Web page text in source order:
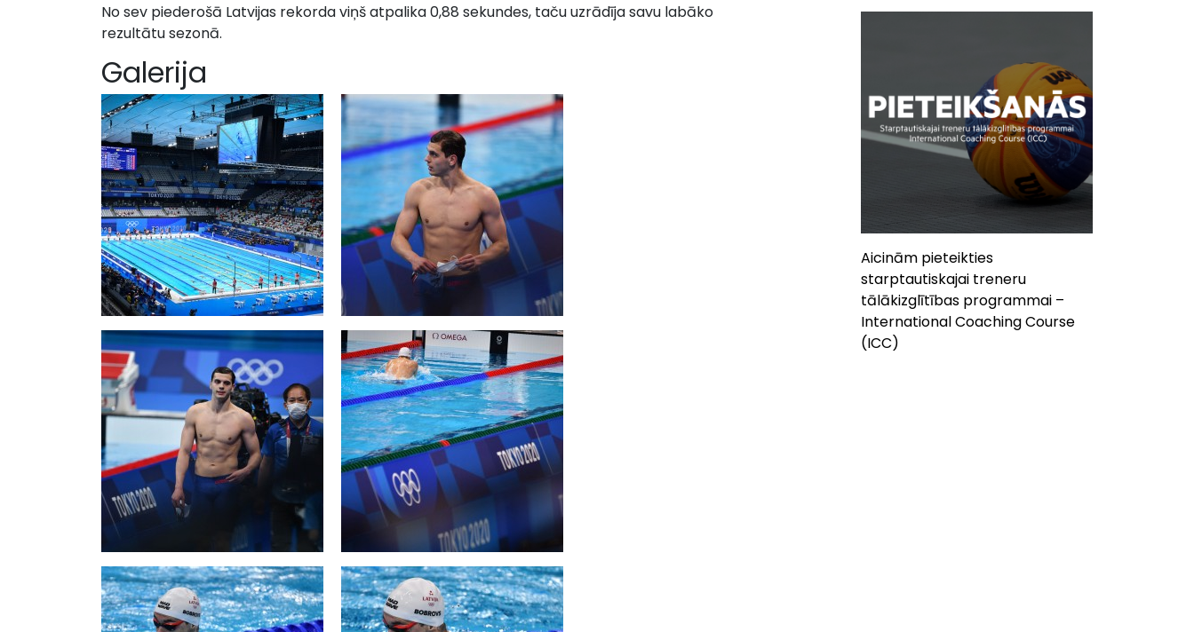
No sev piederošā Latvijas rekorda viņš atpalika 0,88 sekundes, taču uzrādīja savu labāko
rezultātu sezonā.
Galerija
Aicinām pieteikties
starptautiskajai treneru
tālākizglītības programmai –
International Coaching Course
(ICC)